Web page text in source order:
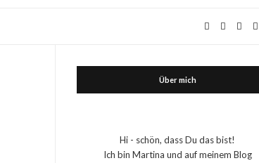
Über mich
Hi - schön, dass Du das bist!
Ich bin Martina und auf meinem Blog